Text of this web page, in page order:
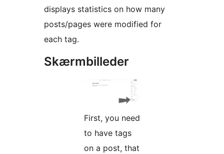
displays statistics on how many
posts/pages were modified for
each tag.
Skærmbilleder
First, you need
to have tags
on a post, that